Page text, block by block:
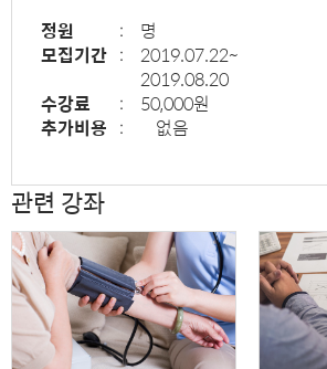
정원 :
명
모집기간 :
2019.07.22~
2019.08.20
수강료
:
50,000원
추가비용 : 없음
관련 강좌